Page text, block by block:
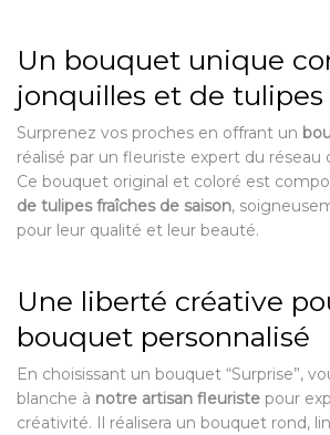
Un bouquet unique
jonquilles et de tulipes
Surprenez vos proches en offrant un
réalisé par un fleuriste expert du réseau
Ce bouquet original et coloré est
de tulipes fraîches de saison,
pour leur qualité et leur beauté.
Une liberté créative
bouquet personnalisé
En choisissant un bouquet “Surprise”,
blanche à notre artisan fleuriste pour
créativité. Il réalisera un bouquet rond,